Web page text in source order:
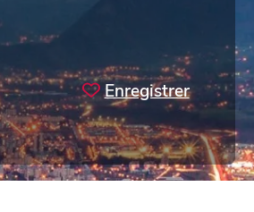
Enregistrer